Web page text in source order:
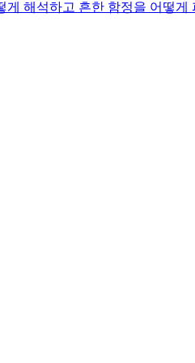
게 해석하고 흔한 함정을 어떻